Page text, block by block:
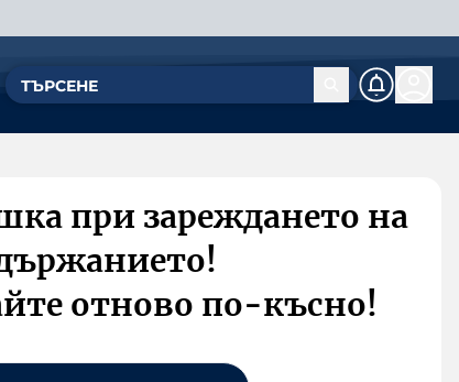
при зареждането на
отново по-късно!